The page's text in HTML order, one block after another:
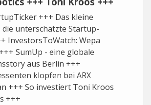
+++ Das kleine
die unterschätzte Startup-
InvestorsToWatch: Wepa
SumUp - eine globale
aus Berlin +++
klopfen bei ARX
+++ So investiert Toni Kroos
+++